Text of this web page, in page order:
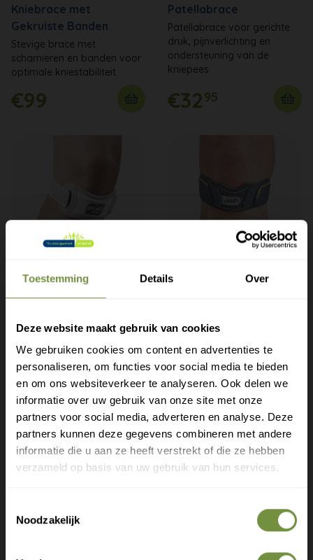
Toestemming Details Over
Deze website maakt gebruik van cookies
We gebruiken cookies om content en advertenties te
personaliseren, om functies voor social media te bieden
en om ons websiteverkeer te analyseren. Ook delen we
informatie over uw gebruik van onze site met onze
partners voor social media, adverteren en analyse. Deze
partners kunnen deze gegevens combineren met andere
informatie die u aan ze heeft verstrekt of die ze hebben
verzameld op basis van uw gebruik van hun services.
Noodzakelijk
Kniebrace met
Gekruiste Banden
Stevige brace met
scharnieren en banden voor
optimale kniestabiliteit.
€99
Patellabrace
Patellabrace voor gerichte
druk, pijnverlichting en
ondersteuning van de
kniepees.
€3295
Push patellabrace Med
Patella geeft lokale druk op
de kniepees en ondersteunt
de patella (knieschrij
€3795
Patellabrace Push Sports
Voor gebruik bij
overbelasting rond de
knieschijf,
€2395
Alleen S beschikbaar
Gratis verzending?
Laat je e-mail achter.
Meld je aan voor onze nieuwsbrief en
ontvang direct een gratis verzending
Deskundige tips over zorg en herstel